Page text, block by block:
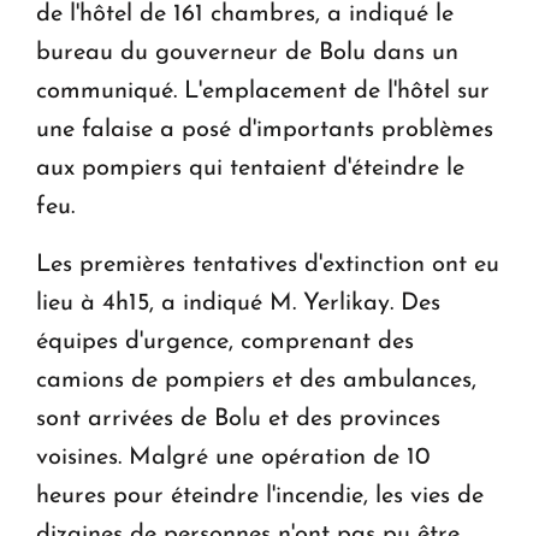
de l'hôtel de 161 chambres, a indiqué le
bureau du gouverneur de Bolu dans un
communiqué. L'emplacement de l'hôtel sur
une falaise a posé d'importants problèmes
aux pompiers qui tentaient d'éteindre le
feu.
Les premières tentatives d'extinction ont eu
lieu à 4h15, a indiqué M. Yerlikay. Des
équipes d'urgence, comprenant des
camions de pompiers et des ambulances,
sont arrivées de Bolu et des provinces
voisines. Malgré une opération de 10
heures pour éteindre l'incendie, les vies de